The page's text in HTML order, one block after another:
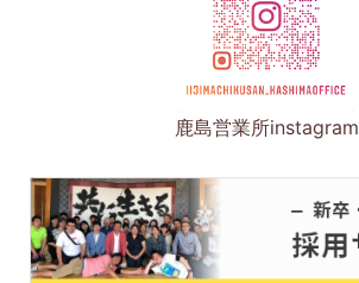
鹿島営業所instagram